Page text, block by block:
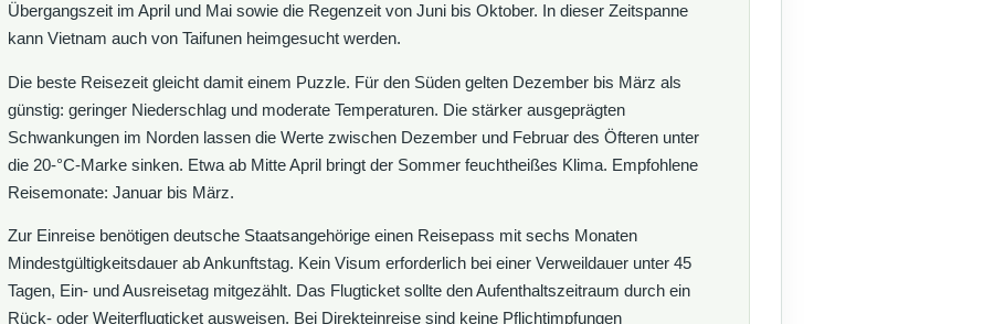
Übergangszeit im April und Mai sowie die Regenzeit von Juni bis Oktober. In dieser Zeitspanne
kann Vietnam auch von Taifunen heimgesucht werden.
Die beste Reisezeit gleicht damit einem Puzzle. Für den Süden gelten Dezember bis März als
günstig: geringer Niederschlag und moderate Temperaturen. Die stärker ausgeprägten
Schwankungen im Norden lassen die Werte zwischen Dezember und Februar des Öfteren unter
die 20-°C-Marke sinken. Etwa ab Mitte April bringt der Sommer feuchtheißes Klima. Empfohlene
Reisemonate: Januar bis März.
Zur Einreise benötigen deutsche Staatsangehörige einen Reisepass mit sechs Monaten
Mindestgültigkeitsdauer ab Ankunftstag. Kein Visum erforderlich bei einer Verweildauer unter 45
Tagen, Ein- und Ausreisetag mitgezählt. Das Flugticket sollte den Aufenthaltszeitraum durch ein
Rück- oder Weiterflugticket ausweisen. Bei Direkteinreise sind keine Pflichtimpfungen